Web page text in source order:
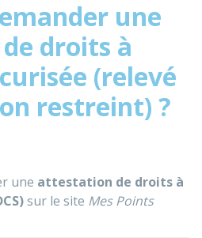
une
droits à
(relevé
restreint) ?
une attestation de droits à
sur le site Mes Points